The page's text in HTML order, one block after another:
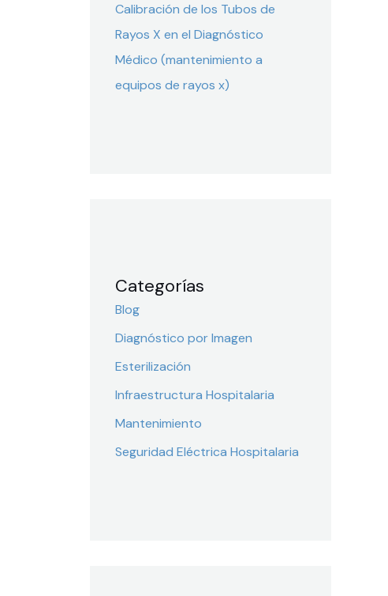
Calibración de los Tubos de
Rayos X en el Diagnóstico
Médico (mantenimiento a
equipos de rayos x)
Categorías
Blog
Diagnóstico por Imagen
Esterilización
Infraestructura Hospitalaria
Mantenimiento
Seguridad Eléctrica Hospitalaria